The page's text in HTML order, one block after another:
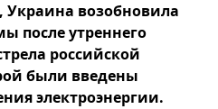
Украина возобновила
после утреннего
российской
были введены
электроэнергии.